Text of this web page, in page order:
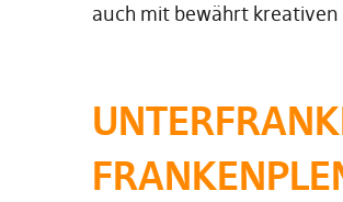
auch mit bewährt